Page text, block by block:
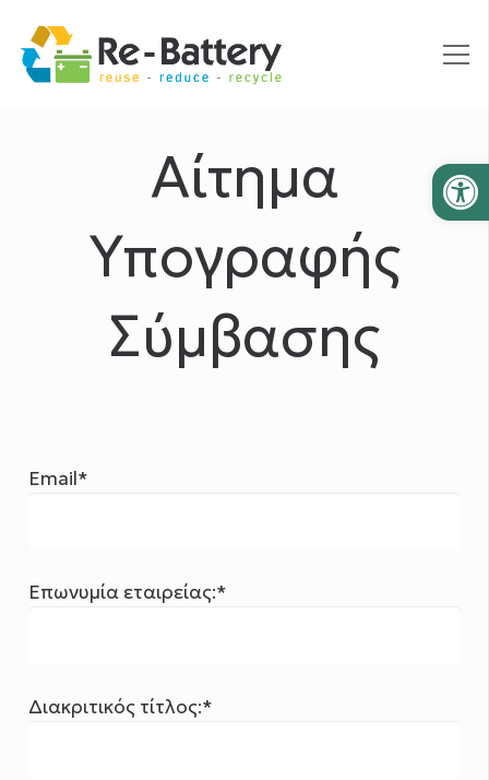
Αίτημα
Υπογραφής
Σύμβασης
Email*
Επωνυμία εταιρείας:*
Διακριτικός τίτλος:*